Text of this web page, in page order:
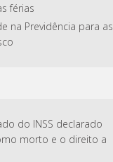
férias
na Previdência para as
do INSS declarado
morto e o direito a